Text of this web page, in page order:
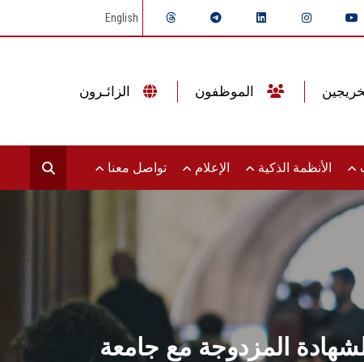
English
الأنظمة الذكية الإعلام تواصل معنا
المزدوجة مع جامعة